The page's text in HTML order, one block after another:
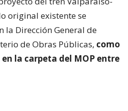
original existente se
la Dirección General de
de Obras Públicas, como
la carpeta del MOP entre